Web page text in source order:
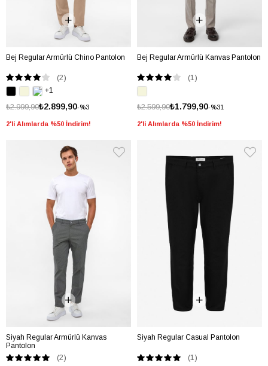
Bej Regular Armürlü Chino Pantolon
(2)
+1
%3
₺2.899,90
₺2.999,90
2'li Alımlarda %50 İndirim!
Bej Regular Armürlü Kanvas Pantolon
(1)
%31
₺1.799,90
₺2.599,90
2'li Alımlarda %50 İndirim!
Siyah Regular Armürlü Kanvas
Pantolon
(2)
Siyah Regular Casual Pantolon
(1)